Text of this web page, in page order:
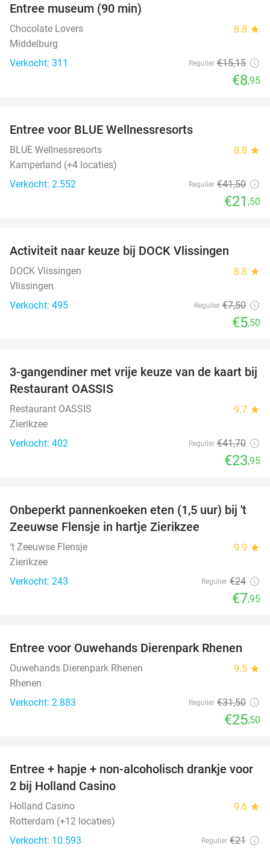
Entree museum (90 min)
Chocolate Lovers 8.8 star
Middelburg
Verkocht: 311
Regulier €15,15
€8,95
Entree voor BLUE Wellnessresorts
BLUE Wellnessresorts 8.8 star
Kamperland (+4 locaties)
Verkocht: 2.552
Regulier €41,50
€21 ,50
Activiteit naar keuze bij DOCK Vlissingen
DOCK Vlissingen 8.8 star
Vlissingen
Verkocht: 495
Regulier €7,50
€5,50
43%
3-gangendiner met vrije keuze van de kaart bij
Restaurant OASSIS
Restaurant OASSIS 9.7 star
Zierikzee
Verkocht: 402
Regulier €41,70
€23,95
67%
Onbeperkt pannenkoeken eten (1,5 uur) bij 't
Zeeuwse Flensje in hartje Zierikzee
‘t Zeeuwse Flensje 9.9 star
Zierikzee
Verkocht: 243
Regulier €24
€7,95
19%
Entree voor Ouwehands Dierenpark Rhenen
Ouwehands Dierenpark Rhenen 9.5 star
Rhenen
Verkocht: 2.883
Regulier €31,50
€25,50
52%
Entree + hapje + non-alcoholisch drankje voor
2 bij Holland Casino
Holland Casino 9.6 star
Rotterdam (+12 locaties)
Verkocht: 10.593
Regulier €21